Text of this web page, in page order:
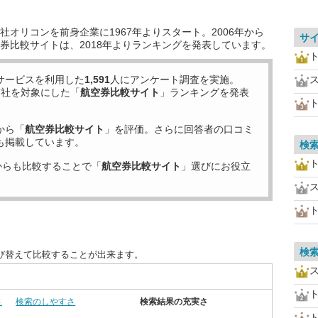
オリコンを前身企業に1967年よりスタート。2006年から
比較サイトは、2018年よりランキングを発表しています。
ービスを利用した1,591人にアンケート調査を実施。
社を対象にした「航空券比較サイト 」ランキングを発表
ら「航空券比較サイト 」を評価。さらに回答者の口コミ
載しています。
も比較することで「航空券比較サイト 」選びにお役立
えて比較することが出来ます。
検索のしやすさ 検索結果の充実さ
サ
検
検